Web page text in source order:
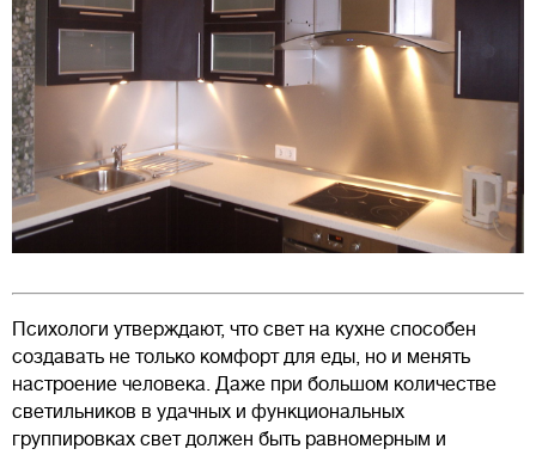
Психологи утверждают, что свет на кухне способен
создавать не только комфорт для еды, но и менять
настроение человека. Даже при большом количестве
светильников в удачных и функциональных
группировках свет должен быть равномерным и